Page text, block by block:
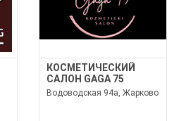
КОСМЕТИЧЕСКИЙ
САЛОН GAGA 75
Водоводская 94а, Жарково